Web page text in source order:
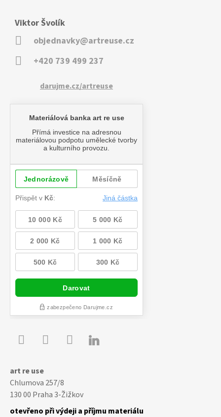
Viktor Švolík
objednavky@artreuse.cz
+420 739 499 237
darujme.cz/artreuse

art re use
Chlumova 257/8
130 00 Praha 3-Žižkov
otevřeno při výdeji a příjmu materiálu